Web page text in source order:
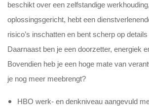
beschikt over een zelfstandige
oplossingsgericht, hebt een
risico’s inschatten en bent scherp op
Daarnaast ben je een doorzetter, energiek
Bovendien heb je een hoge mate van
je nog meer meebrengt?
HBO werk- en denkniveau aangevuld